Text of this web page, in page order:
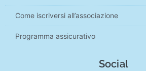
Come iscriversi all’associazione
Programma assicurativo
Social